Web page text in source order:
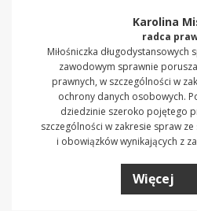
Karolina
radca
Miłośniczka długodystansowych
zawodowym sprawnie
prawnych, w szczególności w
ochrony danych osobowych.
dziedzinie szeroko pojętego
szczególności w zakresie spraw
i obowiązków wynikających z
Więcej